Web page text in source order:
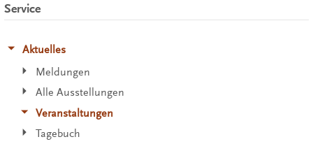
Service
Aktuelles
Meldungen
Alle Ausstellungen
Veranstaltungen
Tagebuch